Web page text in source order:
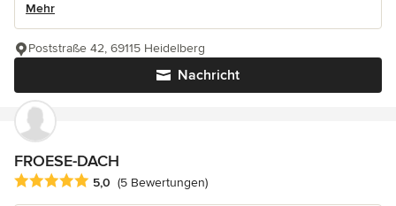
Mehr
Nachricht
Poststraße 42, 69115 Heidelberg
FROESE-DACH
Durchschnittliche Bewertung: 5 von 5 Sternen
5,0 (5 Bewertungen)